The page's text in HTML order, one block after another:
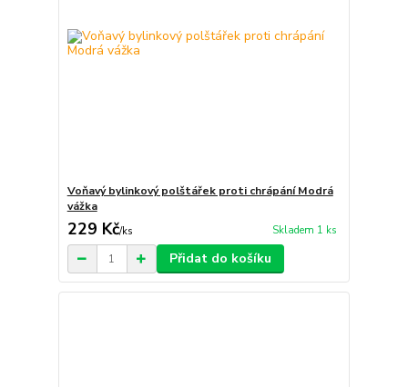
Voňavý bylinkový polštářek proti chrápání Modrá
vážka
229 Kč/ks Skladem 1 ks
Přidat do košíku